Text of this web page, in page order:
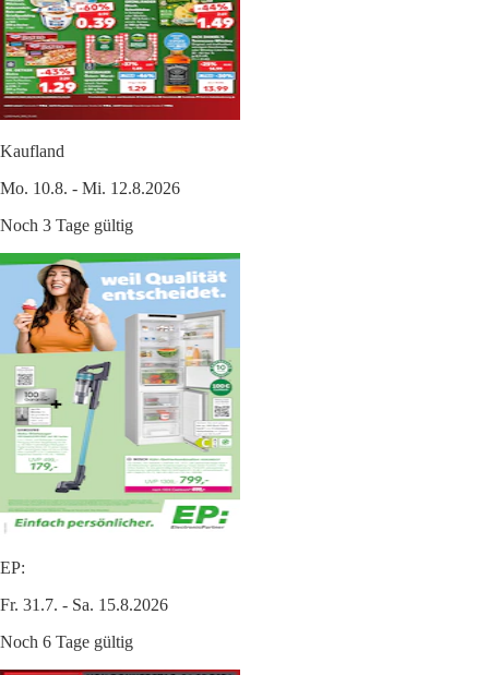
Kaufland
Mo. 10.8. - Mi. 12.8.2026
Noch 3 Tage gültig
EP:
Fr. 31.7. - Sa. 15.8.2026
Noch 6 Tage gültig